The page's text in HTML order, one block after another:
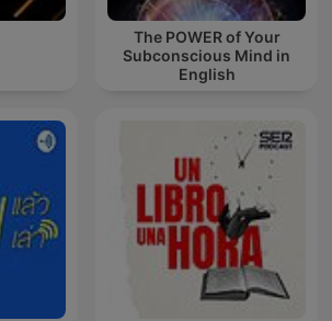
The POWER of Your
Subconscious Mind in
English